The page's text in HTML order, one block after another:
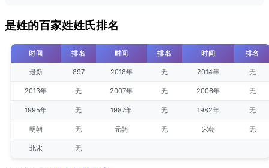
是姓的百家姓姓氏排名
时间 排名 时间 排名 时间 排名
最新 897 2018年 无 2014年 无
2013年 无 2007年 无 2006年 无
1995年 无 1987年 无 1982年 无
明朝 无 元朝 无 宋朝 无
北宋 无